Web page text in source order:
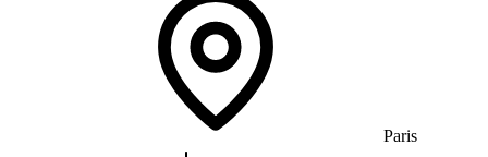
Paris